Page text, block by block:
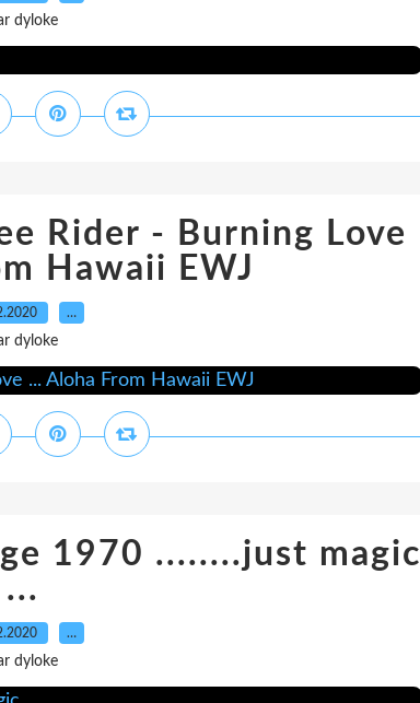
dyloke
Rider - Burning Love
Hawaii EWJ
…
dyloke
1970 ........just magic
...
…
dyloke